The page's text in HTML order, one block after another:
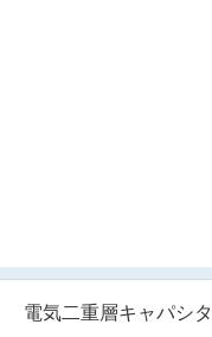
電気二重層キャパシタ